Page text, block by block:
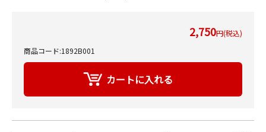
2,750円(税込)
商品コード:1892B001